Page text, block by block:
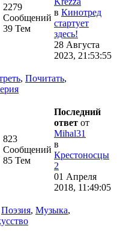
2279
Сообщений
39 Тем
в Кинотред
стартует
здесь!
28 Августа
2023, 21:53:55
, Почитать,
823
Сообщений
85 Тем
Последний
ответ от
Mihal31
в
Крестоносцы
2
01 Апреля
2018, 11:49:05
Поэзия, Музыка,